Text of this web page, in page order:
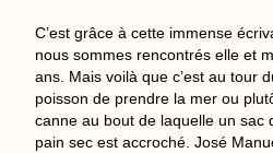
C’est grâce à cette immense
nous sommes rencontrés elle et
ans. Mais voilà que c’est au tour
poisson de prendre la mer ou
canne au bout de laquelle un sac
pain sec est accroché. José